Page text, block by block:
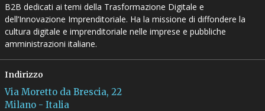
B2B dedicati ai temi della Trasformazione Digitale e
dell’Innovazione Imprenditoriale. Ha la missione di diffondere la
cultura digitale e imprenditoriale nelle imprese e pubbliche
amministrazioni italiane.
Indirizzo
Via Moretto da Brescia, 22
Milano - Italia